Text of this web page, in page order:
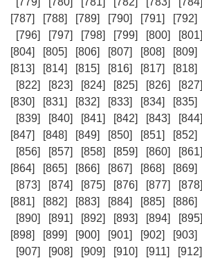
[787]
[788] [789] [790] [791] [792]
[796]
[797] [798] [799] [800] [801]
[804]
[805] [806] [807] [808] [809]
[813]
[814] [815] [816] [817] [818]
[822]
[823] [824] [825] [826] [827]
[830]
[831] [832] [833] [834] [835]
[839]
[840] [841] [842] [843] [844]
[847]
[848] [849] [850] [851] [852]
[856]
[857] [858] [859] [860] [861]
[864]
[865] [866] [867] [868] [869]
[873]
[874] [875] [876] [877] [878]
[881]
[882] [883] [884] [885] [886]
[890]
[891] [892] [893] [894] [895]
[898]
[899] [900] [901] [902] [903]
[907]
[908] [909] [910] [911] [912]